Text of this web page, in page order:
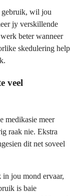
gebruik, wil jou
jy verskillende
beter wanneer
skedulering help
veel
medikasie meer
raak nie. Ekstra
dit net soveel
in jou mond ervaar,
is baie